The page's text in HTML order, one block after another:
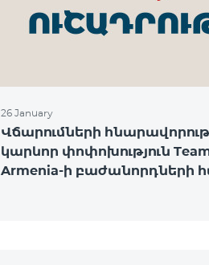
26 January
Վճարումների
կարևոր փոփոխություն
Armenia-ի բաժանորդների